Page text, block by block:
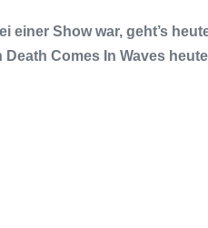
einer Show war, geht’s
Comes In Waves